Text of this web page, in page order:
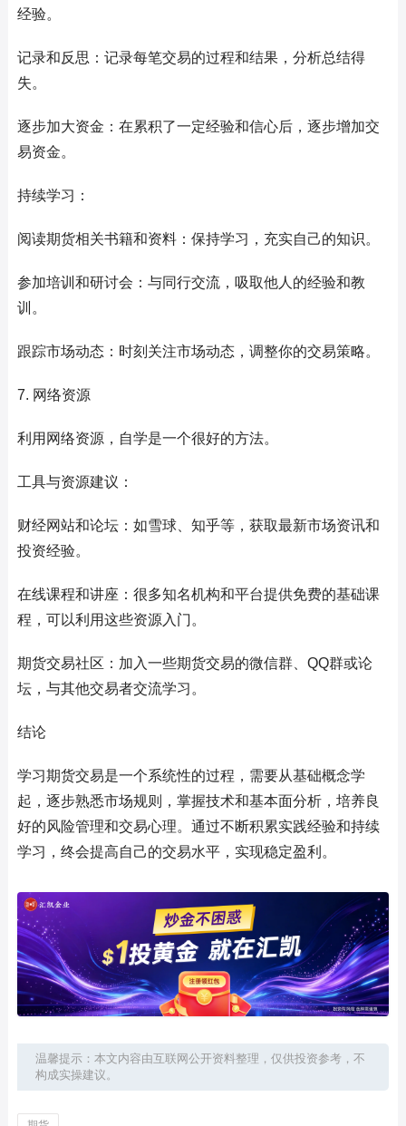
经验。
记录和反思：记录每笔交易的过程和结果，分析总结得
失。
逐步加大资金：在累积了一定经验和信心后，逐步增加交
易资金。
持续学习：
阅读期货相关书籍和资料：保持学习，充实自己的知识。
参加培训和研讨会：与同行交流，吸取他人的经验和教
训。
跟踪市场动态：时刻关注市场动态，调整你的交易策略。
7. 网络资源
利用网络资源，自学是一个很好的方法。
工具与资源建议：
财经网站和论坛：如雪球、知乎等，获取最新市场资讯和
投资经验。
在线课程和讲座：很多知名机构和平台提供免费的基础课
程，可以利用这些资源入门。
期货交易社区：加入一些期货交易的微信群、QQ群或论
坛，与其他交易者交流学习。
结论
学习期货交易是一个系统性的过程，需要从基础概念学
起，逐步熟悉市场规则，掌握技术和基本面分析，培养良
好的风险管理和交易心理。通过不断积累实践经验和持续
学习，终会提高自己的交易水平，实现稳定盈利。
温馨提示：本文内容由互联网公开资料整理，仅供投资参考，不
构成实操建议。